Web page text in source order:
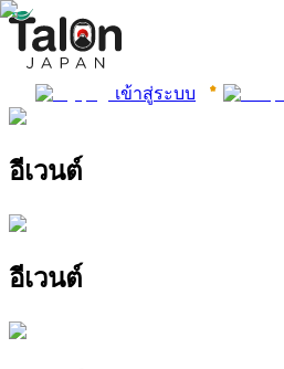
เข้าสู่ระบบ
อีเวนต์
อีเวนต์